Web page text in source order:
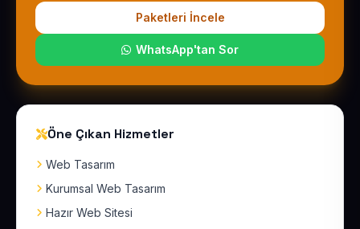
Paketleri İncele
WhatsApp'tan Sor
Öne Çıkan Hizmetler
Web Tasarım
Kurumsal Web Tasarım
Hazır Web Sitesi